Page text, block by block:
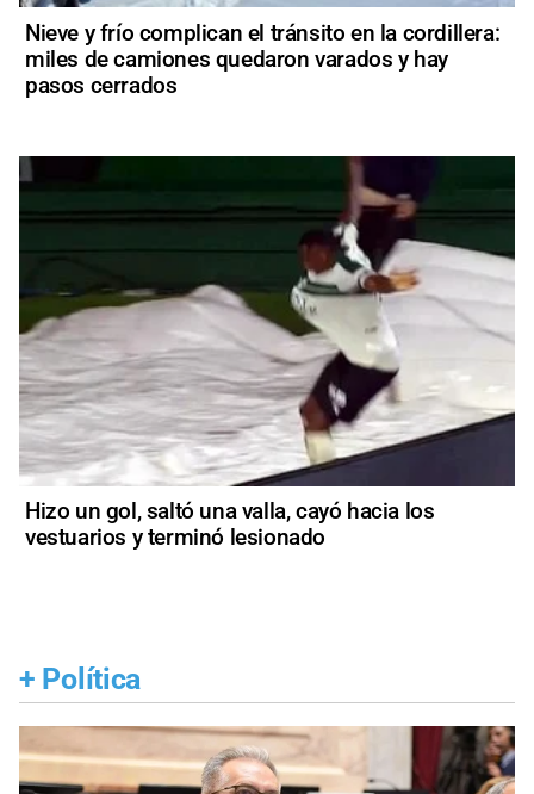
Nieve y frío complican el tránsito en la cordillera:
miles de camiones quedaron varados y hay
pasos cerrados
Hizo un gol, saltó una valla, cayó hacia los
vestuarios y terminó lesionado
+ Política